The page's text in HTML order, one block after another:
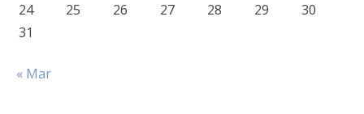
24
25 26 27 28 29
30
31
« Mar